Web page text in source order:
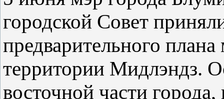
городской Совет
предварительного
территории Мидлэндз.
восточной части